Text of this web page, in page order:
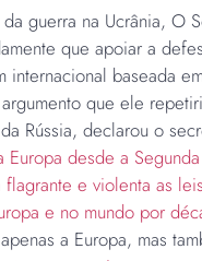
guerra na Ucrânia, O
que apoiar a
internacional baseada
que ele
Rússia, declarou o
Europa desde a
e violenta as
e no mundo por
a Europa, mas